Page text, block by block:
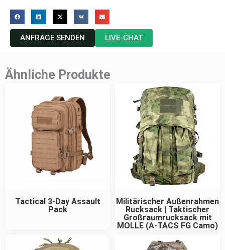
ANFRAGE SENDEN LIVE-CHAT
Ähnliche Produkte
Tactical 3-Day Assault
Pack
Militärischer Außenrahmen
Rucksack | Taktischer
Großraumrucksack mit
MOLLE (A-TACS FG Camo)